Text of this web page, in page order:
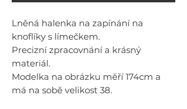
Lněná halenka na zapínání na
knoflíky s límečkem.
Precizní zpracovnání a krásný
materiál.
Modelka na obrázku měří 174cm a
má na sobě velikost 38.